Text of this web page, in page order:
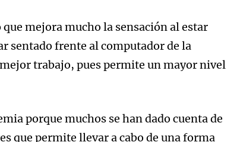
mejora mucho la sensación al estar
sentado frente al computador de la
trabajo, pues permite un mayor nivel
porque muchos se han dado cuenta de
que permite llevar a cabo de una forma